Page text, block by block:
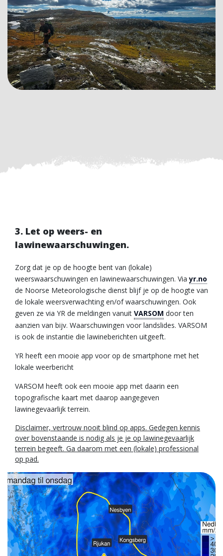
3. Let op weers- en
lawinewaarschuwingen.
Zorg dat je op de hoogte bent van (lokale)
weerswaarschuwingen en lawinewaarschuwingen. Viayr.no
de Noorse Meteorologische dienst blijf je op de hoogte van
de lokale weersverwachting en/of waarschuwingen. Ook
geven ze via YR de meldingen vanuit VARSOM door ten
aanzien van bijv. Waarschuwingen voor landslides. VARSOM
is ook de instantie die lawineberichten uitgeeft.
YR heeft een mooie app voor op de smartphone met het
lokale weerbericht
VARSOM heeft ook een mooie app met daarin een
topografische kaart met daarop aangegeven
lawinegevaarlijk terrein.
Disclaimer, vertrouw nooit blind op apps. Gedegen kennis
over bovenstaande is nodig als je je op lawinegevaarlijk
terrein begeeft. Ga daarom met een (lokale) professional
op pad.